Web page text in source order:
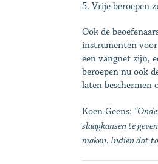
5. Vrije beroepen
Ook de
instrumenten
een vangnet zijn,
beroepen nu ook
laten beschermen
Koen Geens:
slaagkansen te
maken. Indien dat